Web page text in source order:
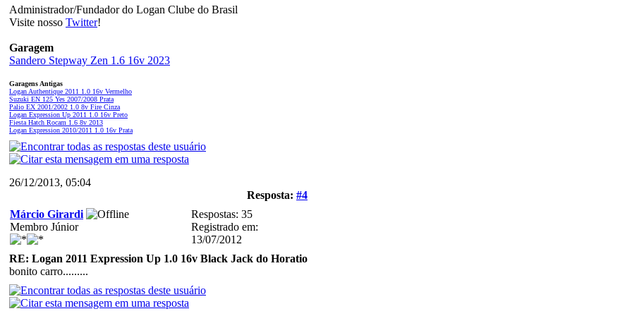
Administrador/Fundador do Logan Clube do Brasil
Visite nosso Twitter!
Garagem
Sandero Stepway Zen 1.6 16v 2023
Garagens Antigas
Logan Authentique 2011 1.0 16v Vermelho
Suzuki EN 125 Yes 2007/2008 Prata
Palio EX 2001/2002 1.0 8v Fire Cinza
Logan Expression Up 2011 1.0 16v Preto
Fiesta Hatch Rocam 1.6 8v 2013
Logan Expression 2010/2011 1.0 16v Prata
26/12/2013, 05:04
Resposta: #4
Márcio Girardi
Membro Júnior
Respostas: 35
Registrado em:
13/07/2012
RE: Logan 2011 Expression Up 1.0 16v Black Jack do Horatio
bonito carro.........